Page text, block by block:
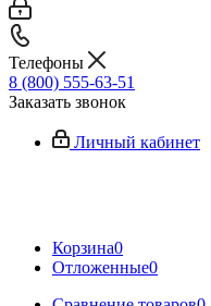
Телефоны
8 (800) 555-63-51
Заказать звонок
Личный кабинет
Корзина0
Отложенные0